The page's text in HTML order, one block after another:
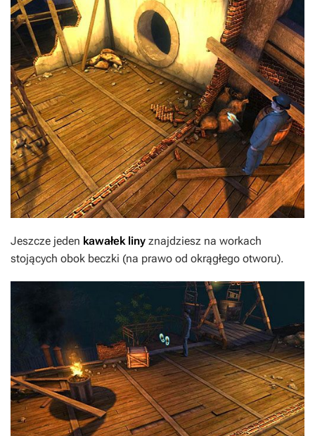
Jeszcze jeden kawałek liny znajdziesz na workach
stojących obok beczki (na prawo od okrągłego otworu).